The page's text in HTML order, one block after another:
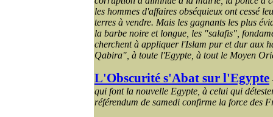
les hommes d'affaires obséquieux ont cessé
terres à vendre. Mais les gagnants les plus
la barbe noire et longue, les "salafis",
cherchent à appliquer l'Islam pur et dur aux
Qabira", à toute l'Egypte, à tout le Moyen
L'Obscurité s'Abat sur l'Egypte
qui font la nouvelle Egypte, à celui qui
référendum de samedi confirme la force des